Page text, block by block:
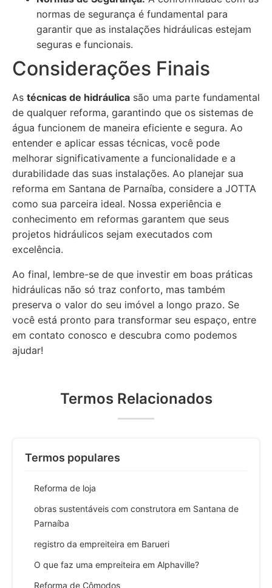
normas de segurança é fundamental para
garantir que as instalações hidráulicas estejam
seguras e funcionais.
Considerações Finais
As técnicas de hidráulica são uma parte fundamental
de qualquer reforma, garantindo que os sistemas de
água funcionem de maneira eficiente e segura. Ao
entender e aplicar essas técnicas, você pode
melhorar significativamente a funcionalidade e a
durabilidade das suas instalações. Ao planejar sua
reforma em Santana de Parnaíba, considere a JOTTA
como sua parceira ideal. Nossa experiência e
conhecimento em reformas garantem que seus
projetos hidráulicos sejam executados com
excelência.
Ao final, lembre-se de que investir em boas práticas
hidráulicas não só traz conforto, mas também
preserva o valor do seu imóvel a longo prazo. Se
você está pronto para transformar seu espaço, entre
em contato conosco e descubra como podemos
ajudar!
Termos Relacionados
Termos populares
Reforma de loja
obras sustentáveis com construtora em Santana de
Parnaíba
registro da empreiteira em Barueri
O que faz uma empreiteira em Alphaville?
Reforma de Cômodos